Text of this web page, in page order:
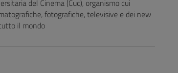
del Cinema (Cuc), organismo cui
fotografiche, televisive e dei new
il mondo